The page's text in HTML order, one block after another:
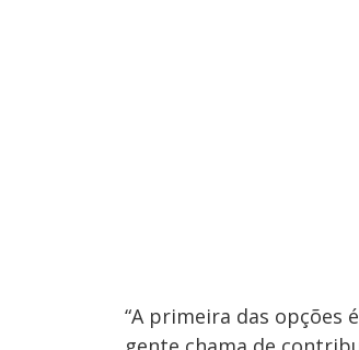
“A primeira das opções